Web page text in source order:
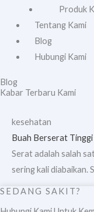
Produk
Tentang Kami
Blog
Hubungi Kami
Blog
Kabar Terbaru Kami
kesehatan
Buah Berserat
Serat adalah salah
sering kali diabaikan.
SEDANG SAKIT?